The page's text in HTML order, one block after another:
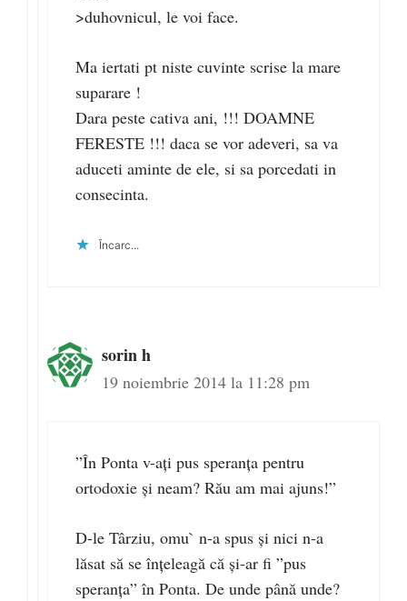
>duhovnicul, le voi face.
Ma iertati pt niste cuvinte scrise la mare
suparare !
Dara peste cativa ani, !!! DOAMNE
FERESTE !!! daca se vor adeveri, sa va
aduceti aminte de ele, si sa porcedati in
consecinta.
Încarc...
sorin h
19 noiembrie 2014 la 11:28 pm
”În Ponta v-ați pus speranța pentru
ortodoxie și neam? Rău am mai ajuns!”
D-le Târziu, omu` n-a spus și nici n-a
lăsat să se înțeleagă că și-ar fi ”pus
speranța” în Ponta. De unde până unde?